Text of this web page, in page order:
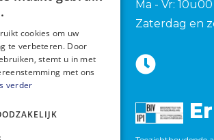
762
Ma - Vr:
Zaterdag en
cookies om uw
te verbeteren. Door
stemt u in met
met ons
verder